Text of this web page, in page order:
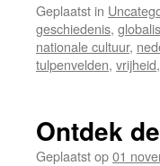
Geplaatst in
geschiedenis,
nationale cultuur,
tulpenvelden, vrijheid,
Ontdek
Geplaatst op01